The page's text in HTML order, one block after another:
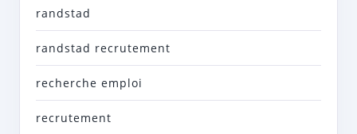
randstad
randstad recrutement
recherche emploi
recrutement